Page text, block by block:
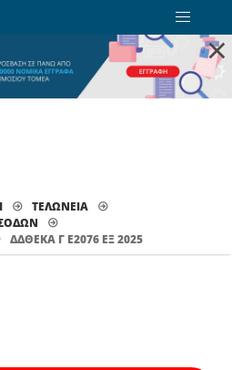
×
ΤΕΛΩΝΕΙΑ
ΔΔΘΕΚΑ Γ Ε2076 ΕΞ 2025